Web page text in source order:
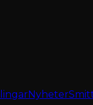
Nyheter